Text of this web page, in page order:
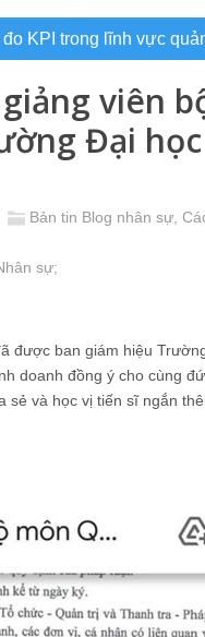
KPI trong lĩnh vực
viên
Đại
Bản tin Blog nhân sự
sự;
được ban giám hiệu
doanh đồng ý cho cùng
và học vị tiến sĩ ngắn